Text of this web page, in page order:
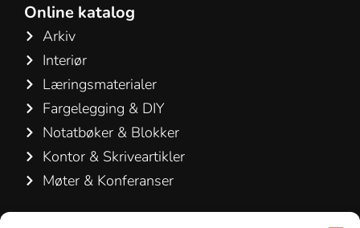
Online katalog
Arkiv
Interiør
Læringsmaterialer
Fargelegging & DIY
Notatbøker & Blokker
Kontor & Skriveartikler
Møter & Konferanser